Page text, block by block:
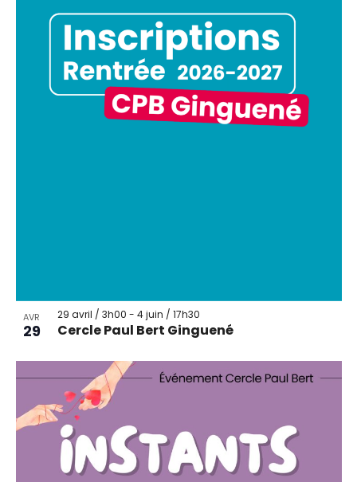
AVR
29 Cercle Paul Bert Ginguené
29 avril / 3h00 - 4 juin / 17h30